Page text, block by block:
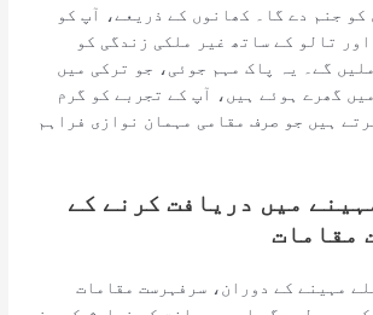
کو جنم دے گا۔ کھانوں کے ذریعے، آپ کو
تالو کے ساتھ غیر ملکی زندگی کو
گے۔ یہ پاک مہم جوئی، جو ترکی میں
گھرے ہوئے ہیں، آپ کے تجربے کو گرم
ہیں جو صرف مقامی مہمان نوازی فراہم
میں دریافت کرنے کے
مقامات
مہینے کے دوران، سرفہرست مقامات